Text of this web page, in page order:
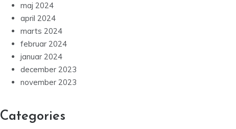
maj 2024
april 2024
marts 2024
februar 2024
januar 2024
december 2023
november 2023
Categories